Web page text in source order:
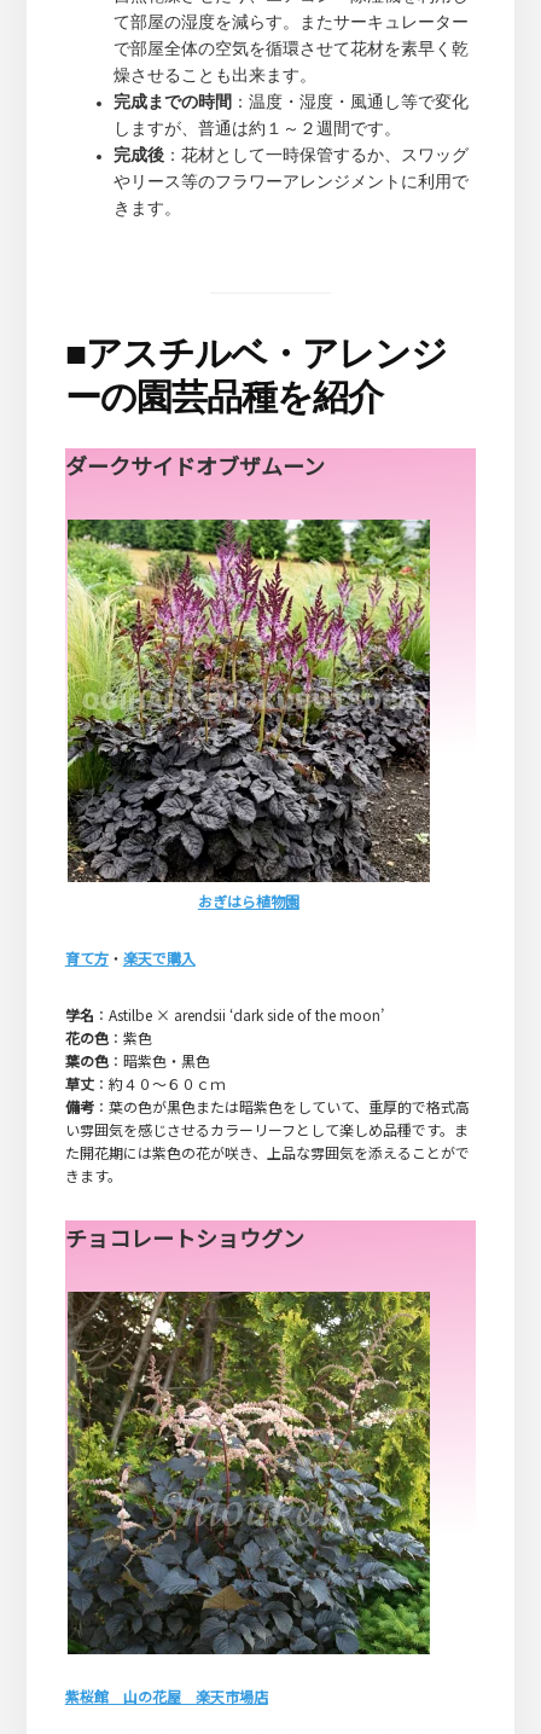
て部屋の湿度を減らす。またサーキュレーター
で部屋全体の空気を循環させて花材を素早く乾
燥させることも出来ます。
完成までの時間 ：温度・湿度・風通し等で変化
しますが、普通は約１～２週間です。
完成後：花材として一時保管するか、スワッグ
やリース等のフラワーアレンジメントに利用で
きます。
■アスチルベ・アレンジ
ーの園芸品種を紹介
ダークサイドオブザムーン
おぎはら植物園
育て方・ 楽天で購入
学名 ：Astilbe × arendsii ‘dark side of the moon’
花の色：紫色
葉の色：暗紫色・黒色
草丈：約４０～６０ｃｍ
備考：葉の色が黒色または暗紫色をしていて、重厚的で格式高
い雰囲気を感じさせるカラーリーフとして楽しめ品種です。ま
た開花期には紫色の花が咲き、上品な雰囲気を添えることがで
きます。
チョコレートショウグン
紫桜館 山の花屋 楽天市場店